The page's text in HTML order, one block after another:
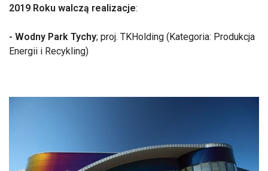
2019 Roku walczą realizacje:
- Wodny Park Tychy; proj. TKHolding (Kategoria: Produkcja
Energii i Recykling)